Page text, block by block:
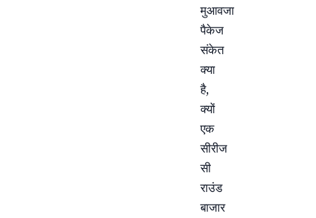
मुआवजा
पैकेज
संकेत
क्या
है,
क्यों
एक
सीरीज
सी
राउंड
बाजार